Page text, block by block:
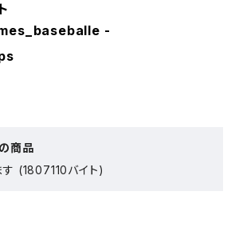
-
商品
(1807110バイト)